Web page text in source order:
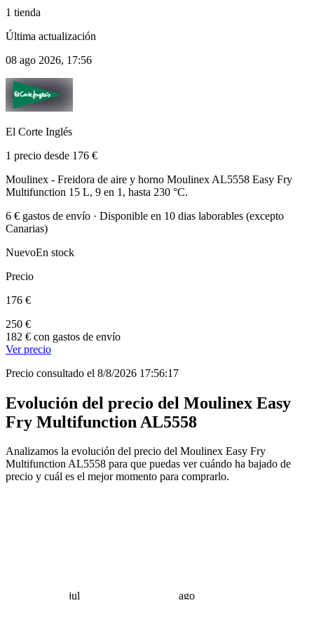
1 tienda
Última actualización
08 ago 2026, 17:56
El Corte Inglés
1 precio desde 176 €
Moulinex - Freidora de aire y horno Moulinex AL5558 Easy Fry
Multifunction 15 L, 9 en 1, hasta 230 °C.
6 € gastos de envío · Disponible en 10 dias laborables (excepto
Canarias)
NuevoEn stock
Precio
176 €
250 €
182 € con gastos de envío
Ver precio
Precio consultado el 8/8/2026 17:56:17
Evolución del precio del Moulinex Easy
Fry Multifunction AL5558
Analizamos la evolución del precio del Moulinex Easy Fry
Multifunction AL5558 para que puedas ver cuándo ha bajado de
precio y cuál es el mejor momento para comprarlo.
jul ago